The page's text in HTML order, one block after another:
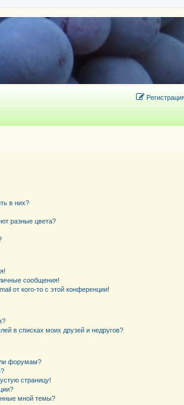
в них?
разные цвета?
сообщения!
от кого-то с этой конференции!
в списках моих друзей и недругов?
форумам?
страницу!
мной темы?